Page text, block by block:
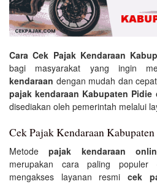
Cara Cek Pajak Kendaraan
bagi masyarakat yang ingin
kendaraan dengan mudah dan
pajak kendaraan Kabupaten Pidie
disediakan oleh pemerintah melalui
Cek Pajak Kendaraan
Metodepajak kendaraan
merupakan cara paling
mengakses layanan resmicek